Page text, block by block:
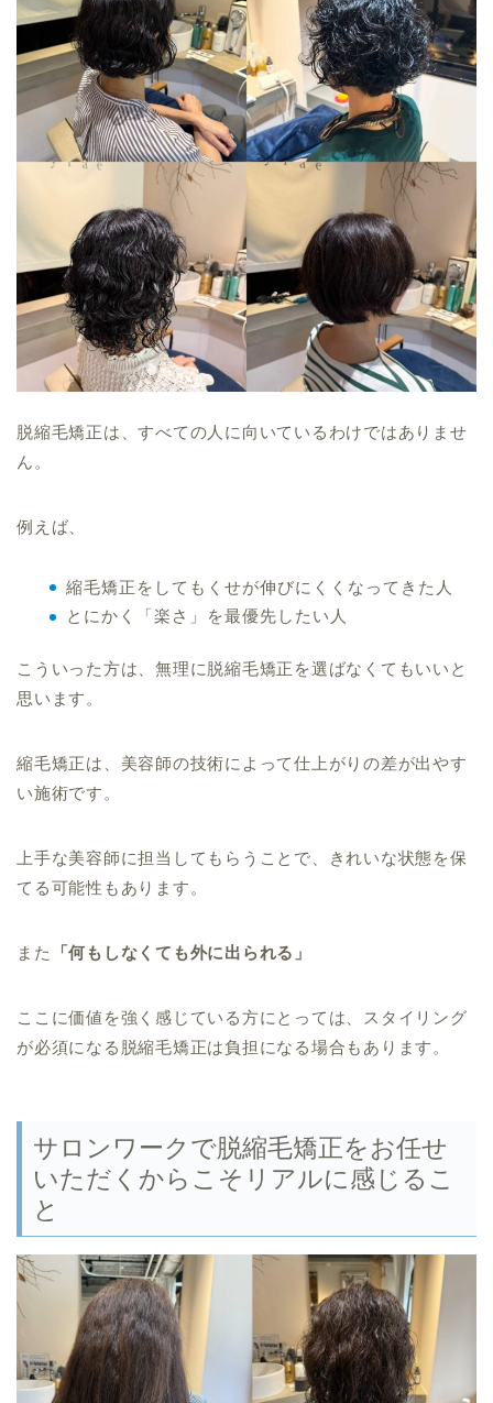
脱縮毛矯正は、すべての人に向いているわけではありませ
ん。
例えば、
縮毛矯正をしてもくせが伸びにくくなってきた人
とにかく「楽さ」を最優先したい人
こういった方は、無理に脱縮毛矯正を選ばなくてもいいと
思います。
縮毛矯正は、美容師の技術によって仕上がりの差が出やす
い施術です。
上手な美容師に担当してもらうことで、きれいな状態を保
てる可能性もあります。
また 「何もしなくても外に出られる」
ここに価値を強く感じている方にとっては、スタイリング
が必須になる脱縮毛矯正は負担になる場合もあります。
サロンワークで脱縮毛矯正をお任せ
いただくからこそリアルに感じるこ
と